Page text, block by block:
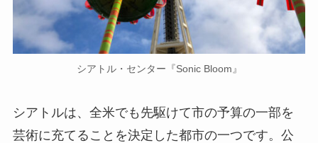
シアトル・センター『Sonic Bloom』
シアトルは、全米でも先駆けて市の予算の一部を
芸術に充てることを決定した都市の一つです。公